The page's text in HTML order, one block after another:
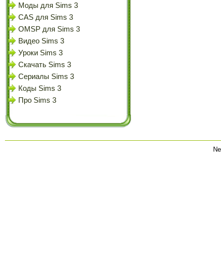
Моды для Sims 3
CAS для Sims 3
OMSP для Sims 3
Видео Sims 3
Уроки Sims 3
Скачать Sims 3
Сериалы Sims 3
Коды Sims 3
Про Sims 3